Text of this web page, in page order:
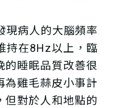
現病人的大腦頻率
持在8Hz以上，臨
的睡眠品質改善很
為雞毛蒜皮小事計
但對於人和地點的